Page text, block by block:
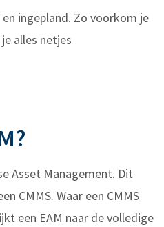
ingepland. Zo voorkom je
alles netjes
Asset Management. Dit
CMMS. Waar een CMMS
een EAM naar de volledige